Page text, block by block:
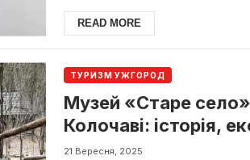
READ MORE
ТУРИЗМ УЖГОРОД
Музей «Старе
Колочаві: історія,
та факти
21 Вересня, 2025